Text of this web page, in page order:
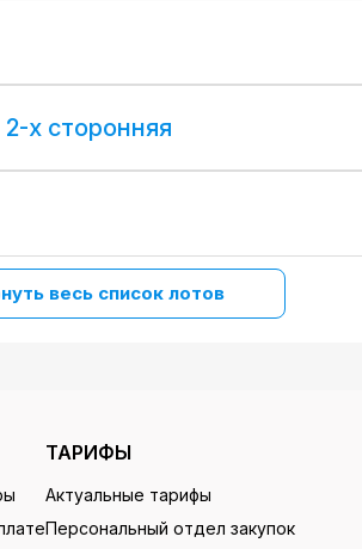
х сторонняя
весь список лотов
ТАРИФЫ
Актуальные тарифы
Персональный отдел закупок